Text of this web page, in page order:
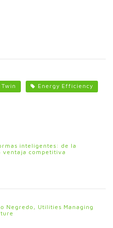
Energy Efficiency
inteligentes: de la
ventaja competitiva
Negredo, Utilities Managing